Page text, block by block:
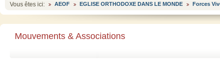
Vous êtes ici: AEOF EGLISE ORTHODOXE DANS LE MONDE Forces
Mouvements & Associations